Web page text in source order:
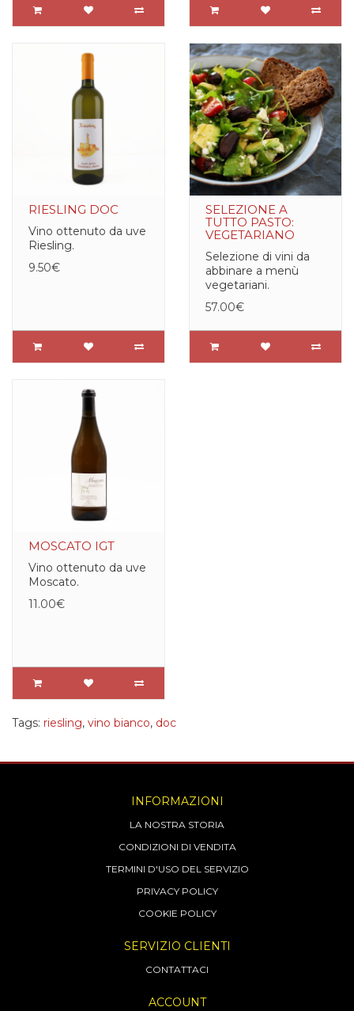
RIESLING DOC
Vino ottenuto da uve
Riesling.
9.50€
SELEZIONE A
TUTTO PASTO:
VEGETARIANO
Selezione di vini da
abbinare a menù
vegetariani.
57.00€
MOSCATO IGT
Vino ottenuto da uve
Moscato.
11.00€
Tags: riesling, vino bianco, doc
INFORMAZIONI
LA NOSTRA STORIA
CONDIZIONI DI VENDITA
TERMINI D'USO DEL SERVIZIO
PRIVACY POLICY
COOKIE POLICY
SERVIZIO CLIENTI
CONTATTACI
ACCOUNT